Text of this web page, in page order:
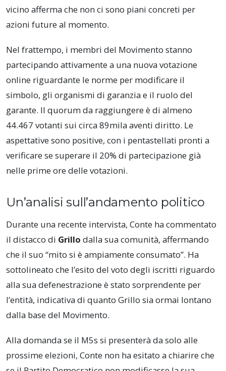
vicino afferma che non ci sono piani concreti per
azioni future al momento.
Nel frattempo, i membri del Movimento stanno
partecipando attivamente a una nuova votazione
online riguardante le norme per modificare il
simbolo, gli organismi di garanzia e il ruolo del
garante. Il quorum da raggiungere è di almeno
44.467 votanti sui circa 89mila aventi diritto. Le
aspettative sono positive, con i pentastellati pronti a
verificare se superare il 20% di partecipazione già
nelle prime ore delle votazioni.
Un’analisi sull’andamento politico
Durante una recente intervista, Conte ha commentato
il distacco di Grillo dalla sua comunità, affermando
che il suo “mito si è ampiamente consumato”. Ha
sottolineato che l’esito del voto degli iscritti riguardo
alla sua defenestrazione è stato sorprendente per
l’entità, indicativa di quanto Grillo sia ormai lontano
dalla base del Movimento.
Alla domanda se il M5s si presenterà da solo alle
prossime elezioni, Conte non ha esitato a chiarire che